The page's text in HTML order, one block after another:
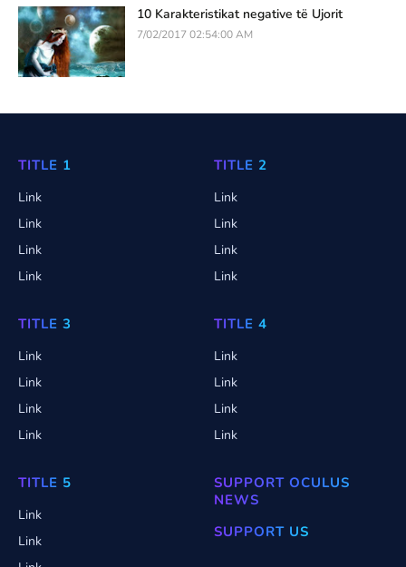
10 Karakteristikat negative të Ujorit
7/02/2017 02:54:00 AM
TITLE 1
Link
Link
Link
Link
TITLE 2
Link
Link
Link
Link
TITLE 3
Link
Link
Link
Link
TITLE 4
Link
Link
Link
Link
TITLE 5
Link
Link
SUPPORT OCULUS
NEWS
SUPPORT US